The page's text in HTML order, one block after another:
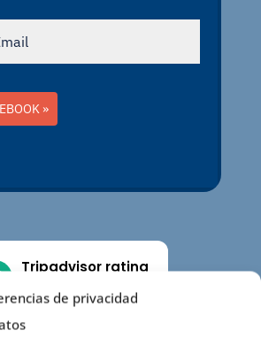
de privacidad
»
Tripadvisor rating